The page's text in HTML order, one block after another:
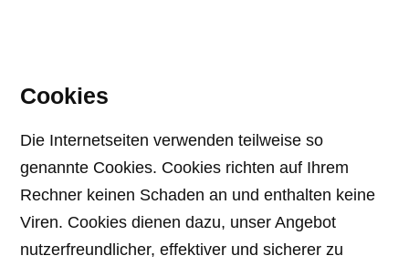
Cookies
Die Internetseiten verwenden teilweise so
genannte Cookies. Cookies richten auf Ihrem
Rechner keinen Schaden an und enthalten keine
Viren. Cookies dienen dazu, unser Angebot
nutzerfreundlicher, effektiver und sicherer zu